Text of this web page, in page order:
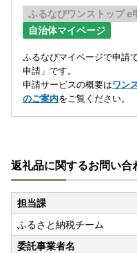
ふるなびワンストップ e
自治体マイページ
ふるなびマイページで申請
申請」です。
申請サービスの概要はワン
のご案内をご覧ください。
返礼品に関するお問い合
担当課
ふるさと納税チーム
委託事業者名